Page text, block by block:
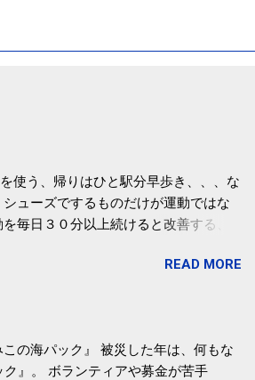
使う、帰りはひと駅分早歩き、、、な
ューズでするものだけが運動ではな
日３０分以上続けると改善する、
は「汗ばむ程度の運動を毎日３０分
筑波大「減量しなくても効果」 -
READ MORE
の海パック』 被災した年は、何もな
』。 ボランティアや募金が苦手